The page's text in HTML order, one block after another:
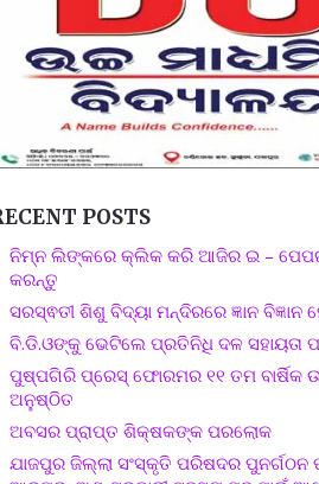
POSTS
ନିମ୍ନ ଲିଙ୍କରେ କ୍ଲିକ କରି ଆଜିର ଇ –
କରନ୍ତୁ
ସରସ୍ଵତୀ ଶିଶୁ ବିଦ୍ୟା ମନ୍ଦିରରେ ଜ୍ଞାନ ବିଜ୍ଞାନ
ବି.ଡି.ଓଙ୍କୁ ଭେଟିଲେ ପ୍ରତିନିଧି ଦଳ ସହାୟତା
ପୁଷ୍ପଗିରି ପ୍ରେସ୍ ଫୋରମର ୧୧ ତମ ବାର୍ଷିକ
ଅନୁଷ୍ଠିତ
ଅବସର ପ୍ରାପ୍ତ ଶିକ୍ଷକଙ୍କ ପରଲୋକ
ଯାଜପୁର ଜିଲ୍ଲା ସଂସ୍କୃତି ପରିଷଦର ପୁନର୍ଗଠନ